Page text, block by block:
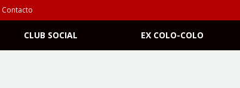
Contacto
CLUB SOCIAL EX COLO-COLO